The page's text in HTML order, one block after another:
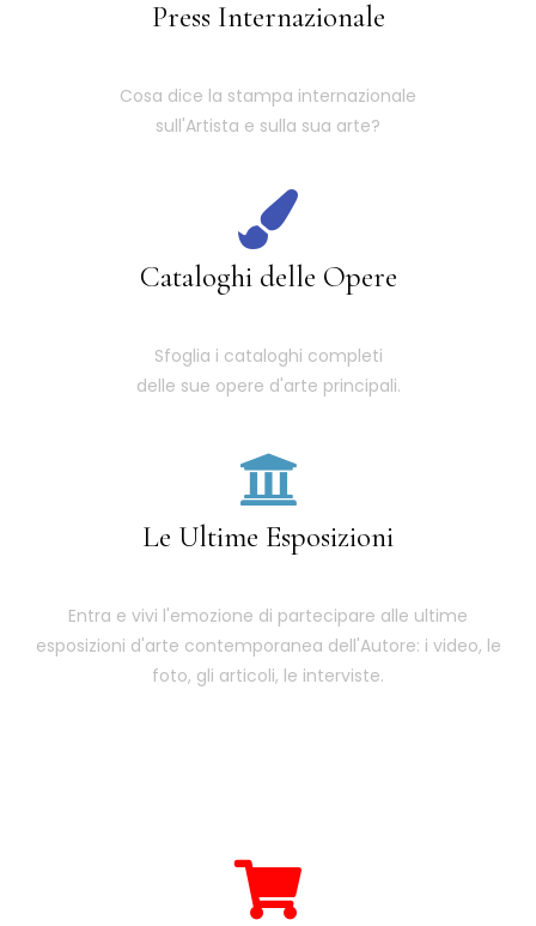
Press Internazionale
Cosa dice la stampa internazionale
sull'Artista e sulla sua arte?
Cataloghi delle Opere
Sfoglia i cataloghi completi
delle sue opere d'arte principali.
Le Ultime Esposizioni
Entra e vivi l'emozione di partecipare alle ultime
esposizioni d'arte contemporanea dell'Autore: i video, le
foto, gli articoli, le interviste.